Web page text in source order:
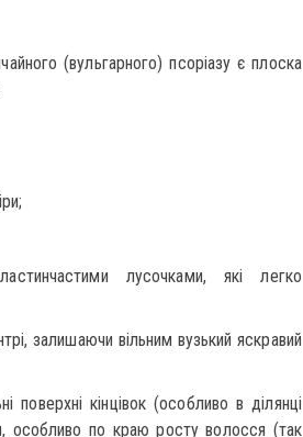
(вульгарного) псоріазу є плоска
лусочками, які легко
залишаючи вільним вузький яскравий
поверхні кінцівок (особливо в ділянці
особливо по краю росту волосся (так